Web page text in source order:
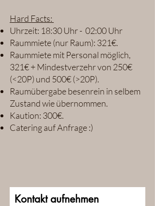
Hard Facts:
Uhrzeit: 18:30 Uhr - 02:00 Uhr
Raummiete (nur Raum): 321€.
Raummiete mit Personal möglich,
321€ + Mindestverzehr von 250€
(<20P) und 500€ (>20P).
Raumübergabe besenrein in selbem
Zustand wie übernommen.
Kaution: 300€.
Catering auf Anfrage :)
Kontakt aufnehmen